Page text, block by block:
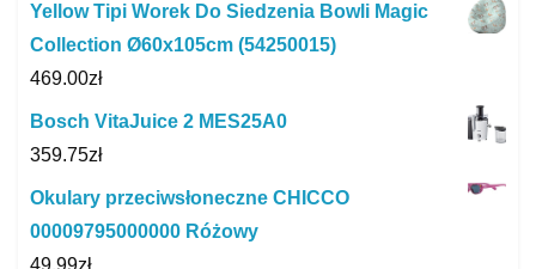
Yellow Tipi Worek Do Siedzenia Bowli Magic
Collection Ø60x105cm (54250015)
469.00zł
Bosch VitaJuice 2 MES25A0
359.75zł
Okulary przeciwsłoneczne CHICCO
00009795000000 Różowy